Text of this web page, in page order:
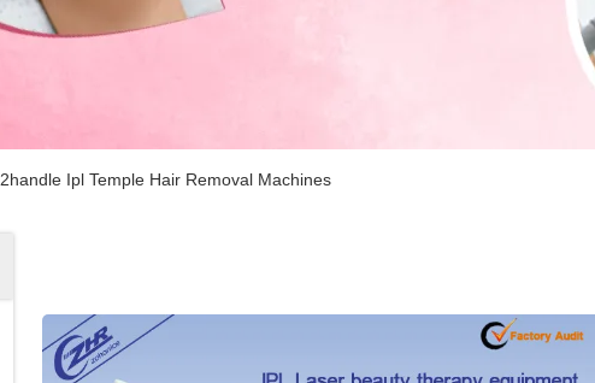
2handle Ipl Temple Hair Removal Machines